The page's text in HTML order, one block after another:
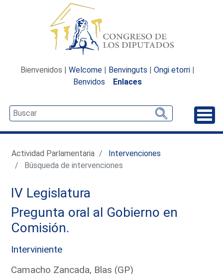
Bienvenidos | Welcome | Benvinguts | Ongi etorri |
Benvidos
Enlaces
Actividad Parlamentaria
Intervenciones
Búsqueda de intervenciones
IV Legislatura
Pregunta oral al Gobierno en
Comisión.
Interviniente
Camacho Zancada, Blas (GP)